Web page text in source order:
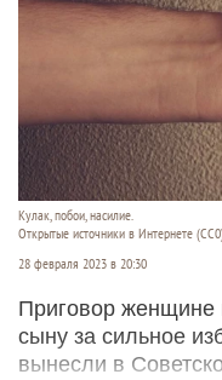
Кулак, побои, насилие.
Открытые источники в Интернете
28 февраля 2023 в 20:30
Приговор женщине
сыну за сильное
вынесли в